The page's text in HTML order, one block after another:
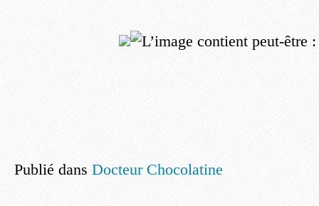
Publié dans Docteur Chocolatine